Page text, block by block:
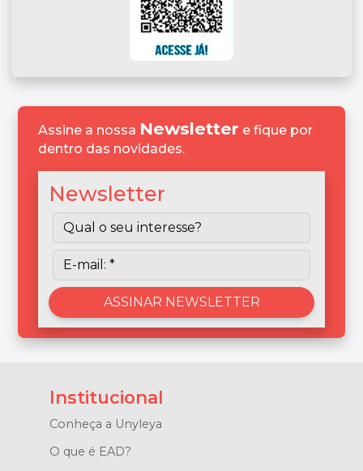
Assine a nossa Newsletter e fique por
dentro das novidades.
Newsletter
Institucional
Conheça a Unyleya
O que é EAD?